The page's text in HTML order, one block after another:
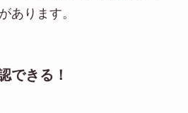
あります。
できる！